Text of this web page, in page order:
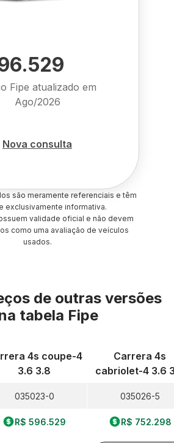
Fipe atualizado em
Ago/2026
Nova consulta
são meramente referenciais e têm
exclusivamente informativa.
validade oficial e não devem
como uma avaliação de veículos
usados.
de outras versões
tabela Fipe
4s coupe-4
3.6 3.8
035023-0
R$ 596.529
Carrera 4s
cabriolet-4 3.6
035026-5
R$ 752.298